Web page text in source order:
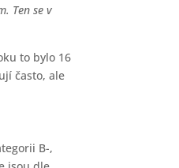
Ten se v
to bylo 16
často, ale
B-,